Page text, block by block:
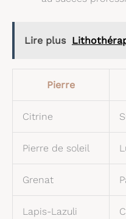
Lire plus
Pierre
Citrine
Pierre de soleil
Grenat
Lapis-Lazuli